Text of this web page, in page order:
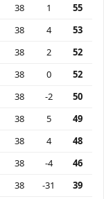
38 1
55
38 4
53
38 2
52
38 0
52
38 -2
50
38 5
49
38 4
48
38 -4
46
38 -31
39